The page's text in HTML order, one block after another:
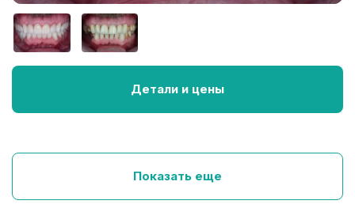
Детали и цены
Показать еще